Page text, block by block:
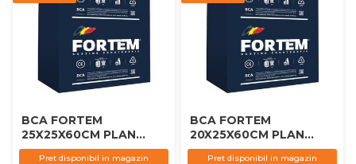
BCA FORTEM
25X25X60CM PLAN
D450
Pret disponibil in magazin
BCA FORTEM
20X25X60CM PLAN
D450
Pret disponibil in magazin